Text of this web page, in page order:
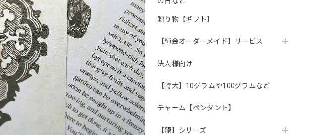
贈り物【ギフト】
【純金オーダーメイド】サービス
法人様向け
【特大】10グラムや100グラムなど
チャーム【ペンダント】
【龍】シリーズ